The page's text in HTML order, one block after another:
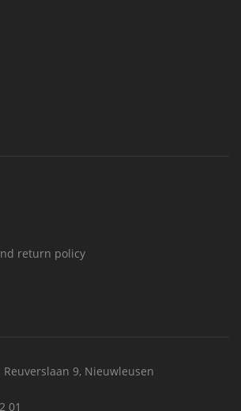
return policy
Reuverslaan 9, Nieuwleusen
01